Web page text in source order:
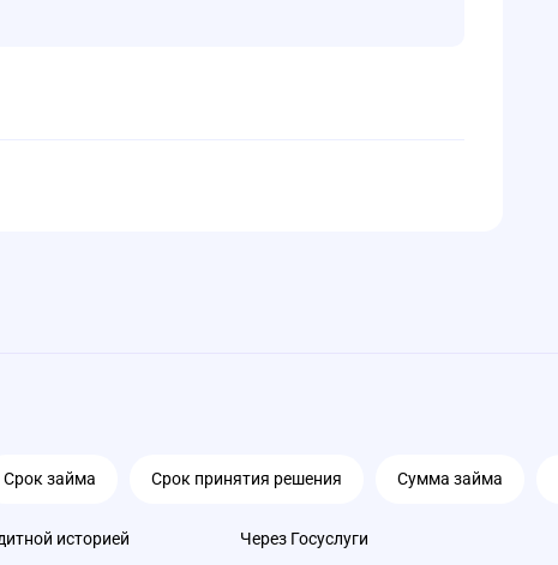
Срок займа Срок принятия решения Сумма займа
историей
Через Госуслуги